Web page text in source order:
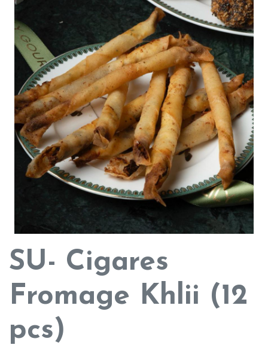
SU- Cigares
Fromage Khlii (12
pcs)